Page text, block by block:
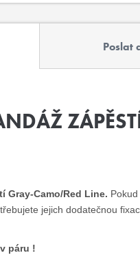
Poslat
Gray-Camo/Red Line.
jejich dodatečnou
páru !